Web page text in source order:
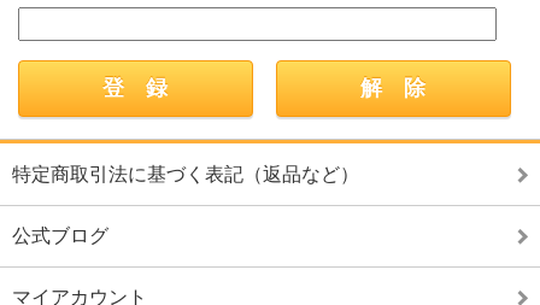
特定商取引法に基づく表記（返品など）
公式ブログ
マイアカウント